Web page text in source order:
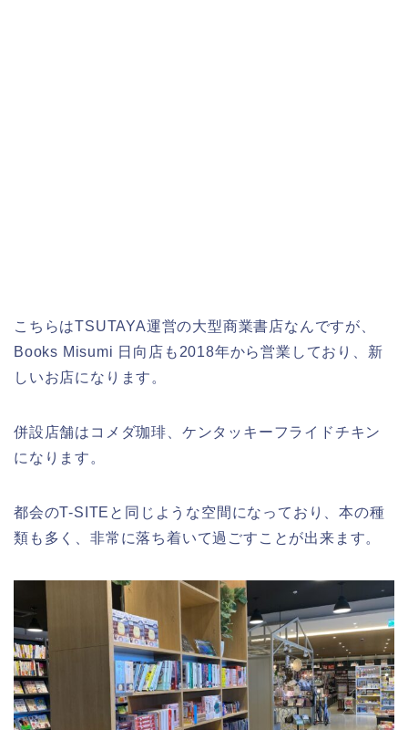
こちらはTSUTAYA運営の大型商業書店なんですが、
Books Misumi 日向店も2018年から営業しており、新
しいお店になります。
併設店舗はコメダ珈琲、ケンタッキーフライドチキン
になります。
都会のT-SITEと同じような空間になっており、本の種
類も多く、非常に落ち着いて過ごすことが出来ます。